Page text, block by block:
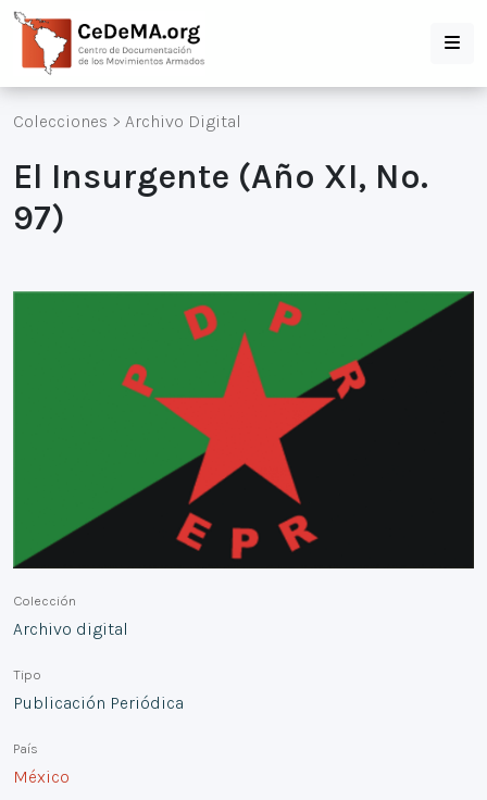
Colecciones > Archivo Digital
El Insurgente (Año XI, No.
97)
Colección
Archivo digital
Tipo
Publicación Periódica
País
México